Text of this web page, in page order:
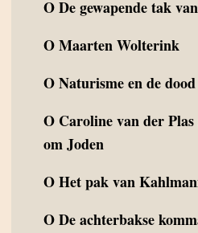
ODe gewapende tak
OMaarten Wolterink
ONaturisme en de dood
O Caroline van der
om Joden
OHet pak van
ODe achterbakse